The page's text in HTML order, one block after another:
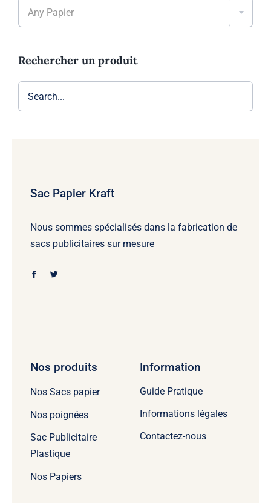
Any Papier
Rechercher un produit
Sac Papier Kraft
Nous sommes spécialisés dans la fabrication de
sacs publicitaires sur mesure
Nos produits
Nos Sacs papier
Nos poignées
Sac Publicitaire
Plastique
Nos Papiers
Information
Guide Pratique
Informations légales
Contactez-nous